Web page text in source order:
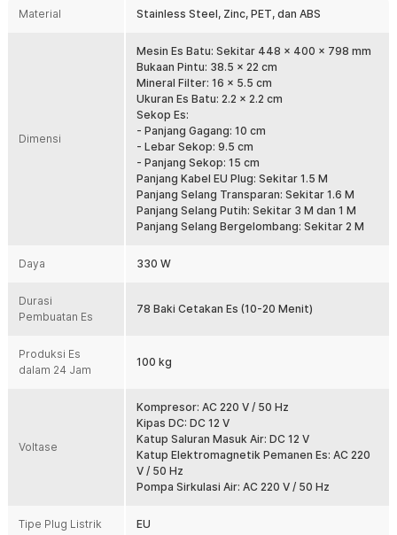
dengan menggunakan mesin es batu otomatis dari Taffware. Mampu
mencetak es batu mencapai 78 es batu sekaligus dalam 10–20 menit dan
dengan lapisan insulasi sehingga es batu tidak mudah mencair. Anda
bahkan bisa memprogram durasi penggunaan secara otomatis.
Penggunaan mudah dan praktis lewat layar LCD dan tombol intuitif.
Produksi Es Batu Cepat
Mesin es batu dari Taffware mampu mencetak 78 es batu sekaligus
dalam 10–20 menit. Dalam 24 jam, mesin ini mampu menghasilkan
hingga 100 kg es batu. Anda bahkan bisa memilih ketebalan es
batu, 5–10 menit untuk es batu tipis, 10–15 menit untuk es batu
sedang, dan 15–20 menit untuk es batu tebal.
Jaga Suhu Es Batu
dingin lebih lama. Mengurangi risiko es mencair cepat, terutama
saat listrik padam atau saat es belum langsung diambil.
Bersihkan Secara Otomatis
Tak perlu khawatir repot mencuci bagian dalam mesin. Cukup
sisa air atau kerak mineral.
Nikmati fleksibilitas lebih dalam penggunaan air. Mesin es batu bisa
diisi dengan air dari galon, langsung dari sambungan keran, atau
menggunakan keduanya. Metode ini menjamin kontinuitas produksi
Atur Penggunaan Otomatis
Material Stainless Steel, Zinc, PET, dan ABS
Dimensi
Mesin Es Batu: Sekitar 448 x 400 x 798 mm
Bukaan Pintu: 38.5 x 22 cm
Mineral Filter: 16 x 5.5 cm
Ukuran Es Batu: 2.2 x 2.2 cm
Sekop Es:
- Panjang Gagang: 10 cm
- Lebar Sekop: 9.5 cm
- Panjang Sekop: 15 cm
Panjang Kabel EU Plug: Sekitar 1.5 M
Panjang Selang Transparan: Sekitar 1.6 M
Panjang Selang Putih: Sekitar 3 M dan 1 M
Panjang Selang Bergelombang: Sekitar 2 M
Daya 330 W
Durasi
Pembuatan Es
78 Baki Cetakan Es (10-20 Menit)
Produksi Es
dalam 24 Jam
100 kg
Voltase
Kompresor: AC 220 V / 50 Hz
Kipas DC: DC 12 V
Katup Saluran Masuk Air: DC 12 V
Katup Elektromagnetik Pemanen Es: AC 220
V / 50 Hz
Pompa Sirkulasi Air: AC 220 V / 50 Hz
Tipe Plug Listrik EU